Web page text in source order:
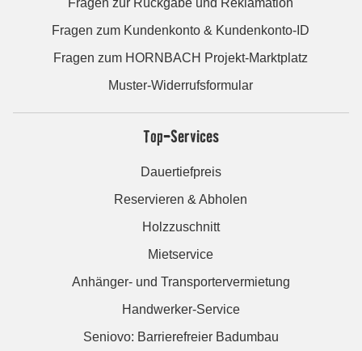
Fragen zur Rückgabe und Reklamation
Fragen zum Kundenkonto & Kundenkonto-ID
Fragen zum HORNBACH Projekt-Marktplatz
Muster-Widerrufsformular
Top-Services
Dauertiefpreis
Reservieren & Abholen
Holzzuschnitt
Mietservice
Anhänger- und Transportervermietung
Handwerker-Service
Seniovo: Barrierefreier Badumbau